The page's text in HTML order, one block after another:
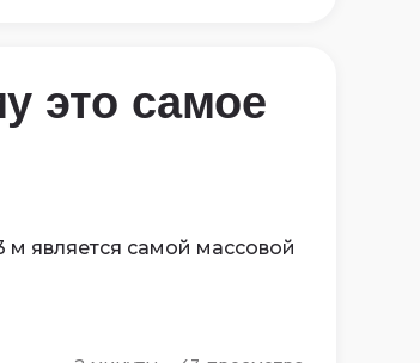
это самое
является самой массовой